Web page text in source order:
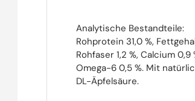
Analytische Bestandteile:
Rohprotein 31,0 %,
Rohfaser 1,2 %, Calcium
Omega-6 0,5 %. Mit
DL-Äpfelsäure.